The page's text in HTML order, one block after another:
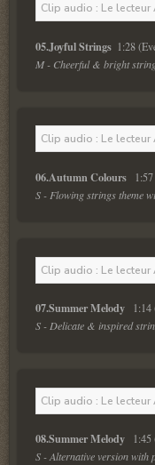
Clip audio : Le
05.Joyful Strings
M - Cheerful & bright
Clip audio : Le
06.Autumn Colours
S - Flowing strings theme
Clip audio : Le
07.Summer Melody
S - Delicate & inspired
Clip audio : Le
08.Summer Melody
S - Alternative version with